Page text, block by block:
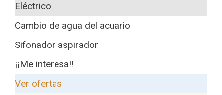
Eléctrico
Cambio de agua del acuario
Sifonador aspirador
¡¡Me interesa!!
Ver ofertas